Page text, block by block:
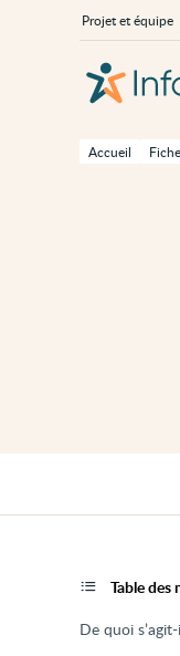
Accueil
principale
À
propos
Projet et équipe
Table des
De quoi